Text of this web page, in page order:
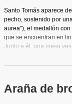
Santo Tomás aparece
pecho, sostenido por
aurea"), el medallón
que se encuentran en
Junto a él, una mesa
pluma de ave con la
al oido del santo. Se
báculo espiscopales,
elementos
Araña de